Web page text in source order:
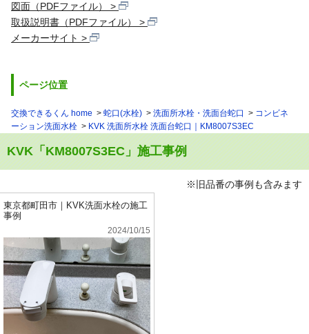
図面（PDFファイル）
取扱説明書（PDFファイル）
メーカーサイト
ページ位置
交換できるくん home 蛇口(水栓) 洗面所水栓・洗面台蛇口
コンビネ
ーション洗面水栓
KVK 洗面所水栓 洗面台蛇口｜KM8007S3EC
KVK「KM8007S3EC」施工事例
※旧品番の事例も含みます
東京都町田市｜KVK洗面水栓の施工
事例
2024/10/15